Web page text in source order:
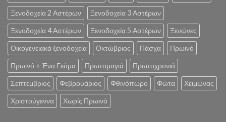
Ξενοδοχεία 2 Αστέρων Ξενοδοχεία 3 Αστέρων
Ξενοδοχεία 4 Αστέρων Ξενοδοχεία 5 Αστέρων Ξενώνες
Οικογενειακά ξενοδοχεία Οκτώβριος Πάσχα Πρωινό
Πρωινό + Ένα Γεύμα Πρωτομαγιά Πρωτοχρονιά
Σεπτέμβριος Φεβρουάριος Φθινόπωρο Φώτα Χειμώνας
Χριστούγεννα Χωρίς Πρωινό